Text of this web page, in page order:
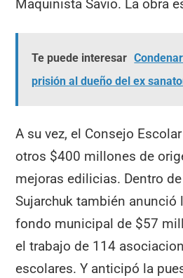
Maquinista Savio. La obra
Te puede interesar
prisión al dueño del ex
A su vez, el Consejo
otros $400 millones de
mejoras edilicias. Dentro
Sujarchuk también anunció
fondo municipal de $57
el trabajo de 114
escolares. Y anticipó la